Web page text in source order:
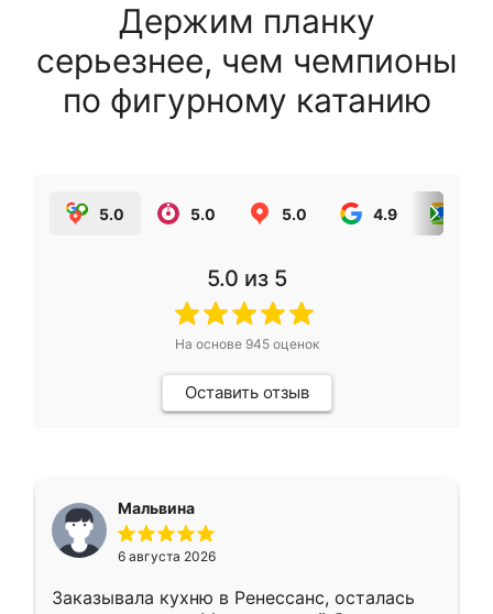
Держим планку
серьезнее, чем чемпионы
по фигурному катанию
5.0 5.0 5.0 4.9
5.0 из 5
На основе 945оценок
Оставить отзыв
Мальвина
6 августа 2026
Заказывала кухню в Ренессанс, осталась